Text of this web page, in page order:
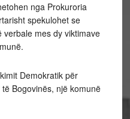
nga Prokuroria
spekulohet se
mes dy viktimave
Demokratik për
Bogovinës, një komunë